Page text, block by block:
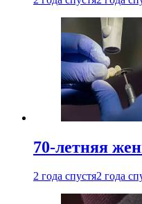
70-летняя
2 года спустя2 года